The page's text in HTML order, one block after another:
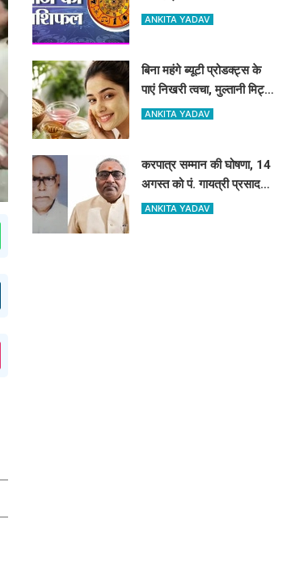
किस्मत
ANKITA YADAV
बिना महंगे ब्यूटी प्रोडक्ट्स के
पाएं निखरी त्वचा, मुल्तानी मिट्टी
के साथ मिलाएं ये 5 चीजें, त्वचा
ANKITA YADAV
करपात्र सम्मान की घोषणा, 14
अगस्त को पं. गायत्री प्रसाद
पाण्डेय और डॉ. श्रीप्रकाश
ANKITA YADAV